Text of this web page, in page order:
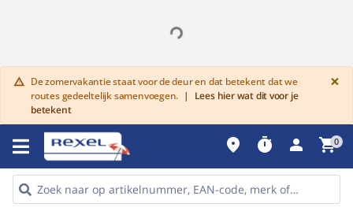
warning De zomervakantie staat voor de deur en dat betekent dat we
routes gedeeltelijk samenvoegen. |
Lees hier wat dit voor je
betekent
×
place timer person shopping_cart0